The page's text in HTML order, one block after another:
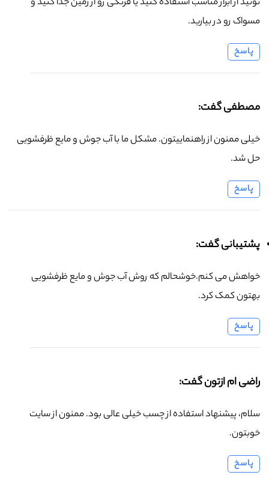
مسواک رو در بیارید.
پاسخ
مصطفی گفت:
خیلی ممنون از راهنماییتون. مشکل ما با آب جوش و مایع ظرفشویی
حل شد.
پاسخ
پشتیبانی گفت:
خواهش می کنم.خوشحالم که روش آب جوش و مایع ظرفشویی
بهتون کمک کرد.
پاسخ
راضی ام ازتون گفت:
سلام، پیشنهاد استفاده از چسب خیلی عالی بود. ممنون از سایت
خوبتون.
پاسخ